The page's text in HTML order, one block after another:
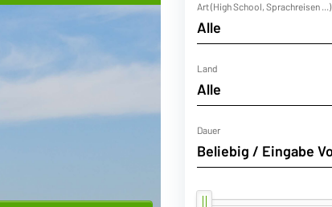
Art (High School, Sprachreisen ...)
Land
Dauer